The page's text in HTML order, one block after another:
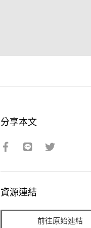
分享本文
資源連結
前往原始連結